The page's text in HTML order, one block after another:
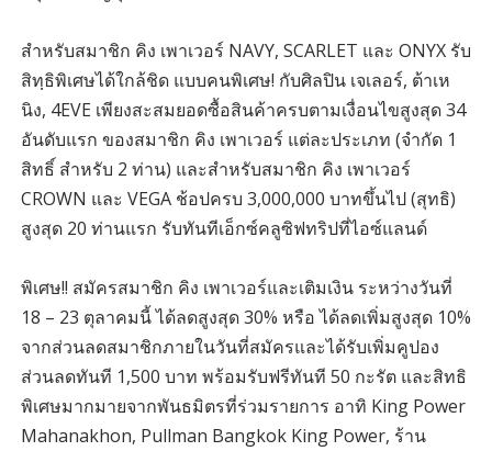
สำหรับสมาชิก คิง เพาเวอร์ NAVY, SCARLET และ ONYX รับ
สิทฺธิพิเศษได้ใกล้ชิด แบบคนพิเศษ! กับศิลปิน เจเลอร์, ต้าเห
นิง, 4EVE เพียงสะสมยอดซื้อสินค้าครบตามเงื่อนไขสูงสุด 34
อันดับแรก ของสมาชิก คิง เพาเวอร์ แต่ละประเภท (จำกัด 1
สิทธิ์ สำหรับ 2 ท่าน) และสำหรับสมาชิก คิง เพาเวอร์
CROWN และ VEGA ช้อปครบ 3,000,000 บาทขึ้นไป (สุทธิ)
สูงสุด 20 ท่านแรก รับทันทีเอ็กซ์คลูซิฟทริปที่ไอซ์แลนด์
พิเศษ!! สมัครสมาชิก คิง เพาเวอร์และเติมเงิน ระหว่างวันที่
18 – 23 ตุลาคมนี้ ได้ลดสูงสุด 30% หรือ ได้ลดเพิ่มสูงสุด 10%
จากส่วนลดสมาชิกภายในวันที่สมัครและได้รับเพิ่มคูปอง
ส่วนลดทันที 1,500 บาท พร้อมรับฟรีทันที 50 กะรัต และสิทธิ
พิเศษมากมายจากพันธมิตรที่ร่วมรายการ อาทิ King Power
Mahanakhon, Pullman Bangkok King Power, ร้าน